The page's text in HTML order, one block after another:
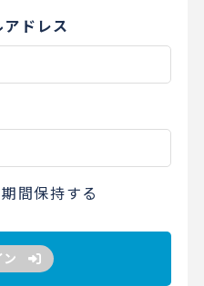
ドレス
間保持する
ン